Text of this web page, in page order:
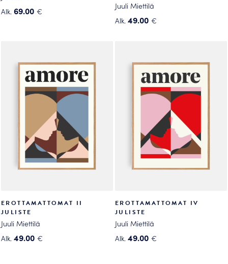
Alk. 69.00 €
muunnelma.
tuotteen
sivulla.
Juuli Miettilä
Alk. 49.00 €
useampi
muunnelma.
tuotteen
EROTTAMATTOMAT II
JULISTE
Juuli Miettilä
Alk. 49.00 €
EROTTAMATTOMAT IV
JULISTE
Juuli Miettilä
Alk. 49.00 €